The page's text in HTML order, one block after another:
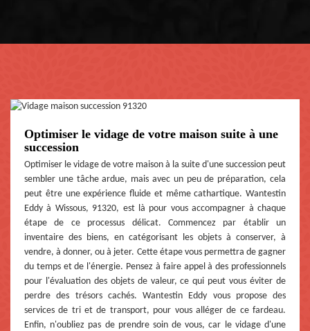
Optimiser le vidage de votre maison suite à une
succession
Optimiser le vidage de votre maison à la suite d'une succession peut
sembler une tâche ardue, mais avec un peu de préparation, cela
peut être une expérience fluide et même cathartique. Wantestin
Eddy à Wissous, 91320, est là pour vous accompagner à chaque
étape de ce processus délicat. Commencez par établir un
inventaire des biens, en catégorisant les objets à conserver, à
vendre, à donner, ou à jeter. Cette étape vous permettra de gagner
du temps et de l'énergie. Pensez à faire appel à des professionnels
pour l'évaluation des objets de valeur, ce qui peut vous éviter de
perdre des trésors cachés. Wantestin Eddy vous propose des
services de tri et de transport, pour vous alléger de ce fardeau.
Enfin, n'oubliez pas de prendre soin de vous, car le vidage d'une